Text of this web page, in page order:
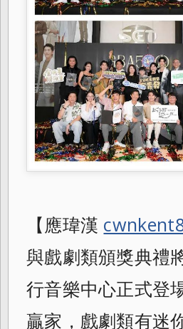
【應瑋漢
與戲劇類頒獎典禮
行音樂中心正式登
贏家，戲劇類有迷